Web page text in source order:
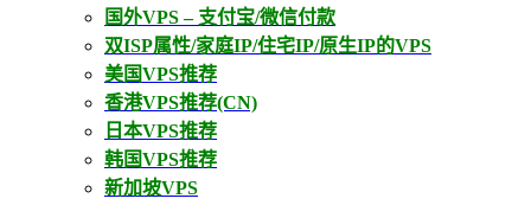
国外VPS – 支付宝/微信付款
双ISP属性/家庭IP/住宅IP/原生IP的VPS
美国VPS推荐
香港VPS推荐(CN)
日本VPS推荐
韩国VPS推荐
新加坡VPS